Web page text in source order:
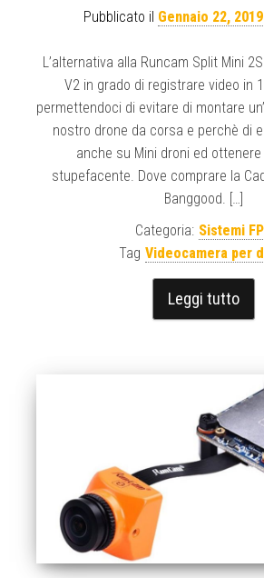
Pubblicato il Gennaio 22, 2019
L’alternativa alla Runcam Split Mini
V2 in grado di registrare video in
permettendoci di evitare di montare
nostro drone da corsa e perchè di
anche su Mini droni ed
stupefacente. Dove comprare la
Banggood. […]
Categoria: Sistemi
Tag Videocamera per
Leggi tutto